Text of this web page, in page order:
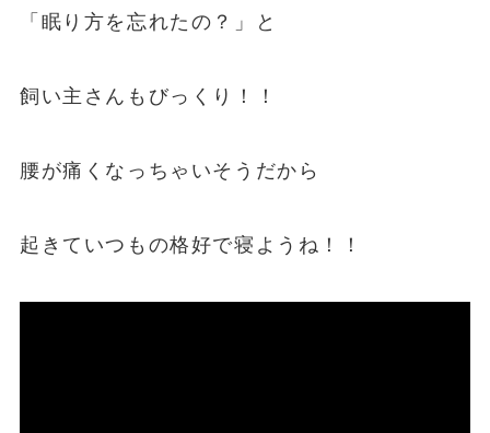
「眠り方を忘れたの？」と
飼い主さんもびっくり！！
腰が痛くなっちゃいそうだから
起きていつもの格好で寝ようね！！